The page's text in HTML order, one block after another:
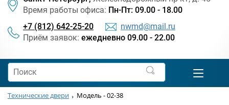
Время работы офиса: Пн-Пт: 09.00 - 18.00
+7 (812) 642-25-20
nwmd@mail.ru
Приём заявок: ежедневно 09.00 - 22.00
Технические двери Модель - 02-38